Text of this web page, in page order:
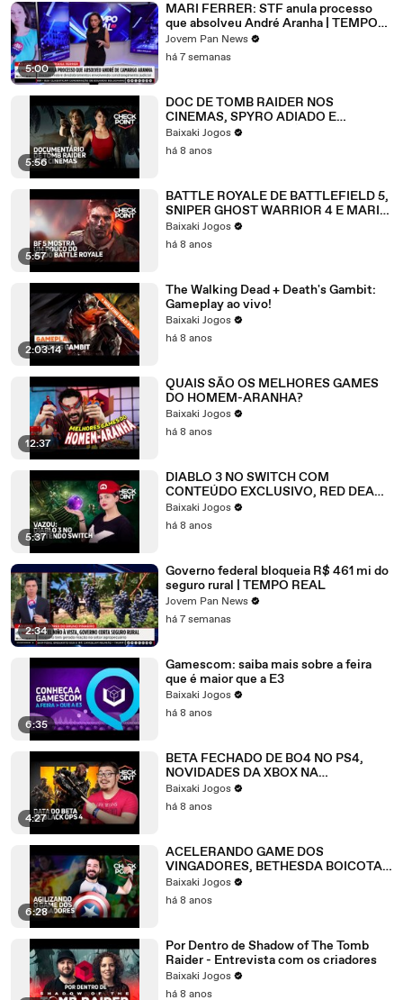
5:00
MARI FERRER: STF anula processo
que absolveu André Aranha | TEMPO
REAL
Jovem Pan News
há 7 semanas
5:56
DOC DE TOMB RAIDER NOS
CINEMAS, SPYRO ADIADO E
VAMPYR VIRANDO SÉRIE DE TV -
Checkpoint
Baixaki Jogos
há 8 anos
5:57
BATTLE ROYALE DE BATTLEFIELD 5,
SNIPER GHOST WARRIOR 4 E MARIO
BROS. U NO SWITCH? - Checkpoint
Baixaki Jogos
há 8 anos
2:03:14
The Walking Dead + Death's Gambit:
Gameplay ao vivo!
Baixaki Jogos
há 8 anos
12:37
QUAIS SÃO OS MELHORES GAMES
DO HOMEM-ARANHA?
Baixaki Jogos
há 8 anos
5:37
DIABLO 3 NO SWITCH COM
CONTEÚDO EXCLUSIVO, RED DEAD
REDEMPTION 2 RODANDO EM 4K NO
XONEX - Checkpoint
Baixaki Jogos
há 8 anos
2:34
Governo federal bloqueia R$ 461 mi do
seguro rural | TEMPO REAL
Jovem Pan News
há 7 semanas
6:35
Gamescom: saiba mais sobre a feira
que é maior que a E3
Baixaki Jogos
há 8 anos
4:27
BETA FECHADO DE BO4 NO PS4,
NOVIDADES DA XBOX NA
GAMESCON, MONSTER HUNTER
FORA DA CHINA - Checkpoint
Baixaki Jogos
há 8 anos
6:28
ACELERANDO GAME DOS
VINGADORES, BETHESDA BOICOTA
PS4 E POSSÍVEL DIRECT EM
SETEMBRO - Checkpoint
Baixaki Jogos
há 8 anos
Por Dentro de Shadow of The Tomb
Raider - Entrevista com os criadores
Baixaki Jogos
há 8 anos